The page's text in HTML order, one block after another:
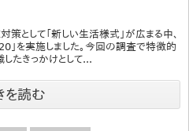
策として「新しい生活様式」が広まる中、
」を実施しました。今回の調査で特徴的
たきっかけとして...
を読む